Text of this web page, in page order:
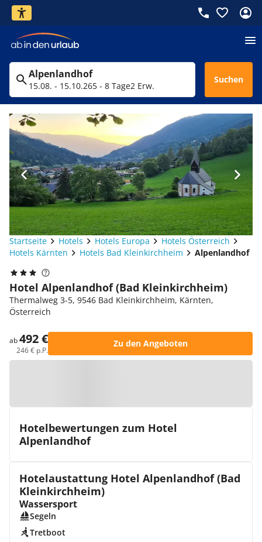
Alpenlandhof
15.08. - 15.10.265 - 8 Tage2 Erw.
Suchen
Startseite Hotels Hotels Europa
Hotels Österreich
Hotels Kärnten
Hotels Bad Kleinkirchheim Alpenlandhof
Hotel Alpenlandhof (Bad Kleinkirchheim)
Thermalweg 3-5, 9546 Bad Kleinkirchheim, Kärnten,
Österreich
ab492 €
246 € p.P.
Zu den Angeboten
Hotelbewertungen zum Hotel
Alpenlandhof
Hotelaustattung Hotel Alpenlandhof (Bad
Kleinkirchheim)
Wassersport
Segeln
Tretboot